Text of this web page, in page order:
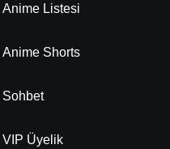
Anime Listesi
Anime Shorts
Sohbet
VIP Üyelik